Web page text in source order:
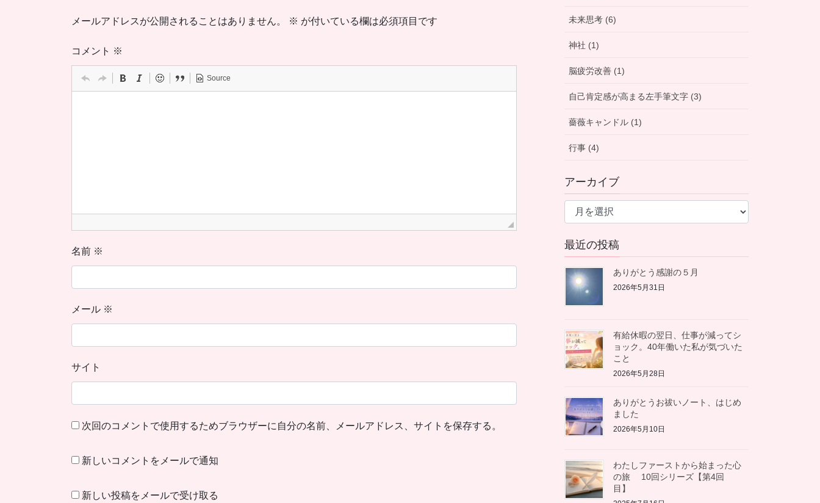
メールアドレスが公開されることはありません。 ※ が付いている欄は必須項目です
コメント ※
Source
名前 ※
メール ※
サイト
次回のコメントで使用するためブラウザーに自分の名前、メールアドレス、サイトを保存する。
新しいコメントをメールで通知
新しい投稿をメールで受け取る
未来思考 (6)
神社 (1)
脳疲労改善 (1)
自己肯定感が高まる左手筆文字 (3)
薔薇キャンドル (1)
行事 (4)
アーカイブ
ア
イ
ブ
最近の投稿
ありがとう感謝の５月
2026年5月31日
有給休暇の翌日、仕事が減ってシ
ョック。40年働いた私が気づいた
こと
2026年5月28日
ありがとうお祓いノート、はじめ
ました
2026年5月10日
わたしファーストから始まった心
の旅 10回シリーズ【第4回
目】